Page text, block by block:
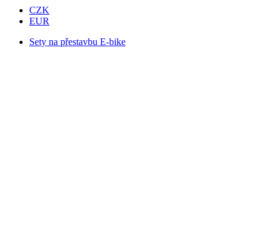
CZK
EUR
Sety na přestavbu E-bike